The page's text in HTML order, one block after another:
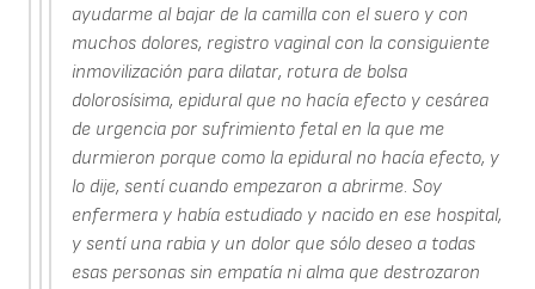
ayudarme al bajar de la camilla con el suero y con
muchos dolores, registro vaginal con la consiguiente
inmovilización para dilatar, rotura de bolsa
dolorosísima, epidural que no hacía efecto y cesárea
de urgencia por sufrimiento fetal en la que me
durmieron porque como la epidural no hacía efecto, y
lo dije, sentí cuando empezaron a abrirme. Soy
enfermera y había estudiado y nacido en ese hospital,
y sentí una rabia y un dolor que sólo deseo a todas
esas personas sin empatía ni alma que destrozaron